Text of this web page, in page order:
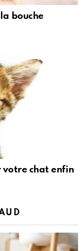
bouche
votre chat enfin